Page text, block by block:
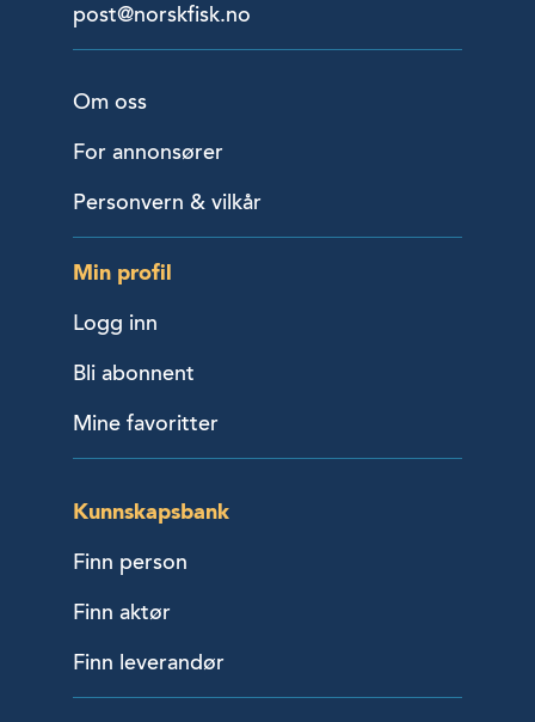
post@norskfisk.no
Om oss
For annonsører
Personvern & vilkår
Min profil
Logg inn
Bli abonnent
Mine favoritter
Kunnskapsbank
Finn person
Finn aktør
Finn leverandør